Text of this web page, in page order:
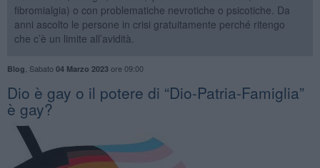
fibromialgia) o con problematiche nevrotiche o psicotiche. Da
anni ascolto le persone in crisi gratuitamente perché ritengo
che c’è un limite all’avidità.
Blog Sabato 04 Marzo 2023ore 09:00
​Dio è gay o il potere di “Dio-Patria-Famiglia”
è gay?